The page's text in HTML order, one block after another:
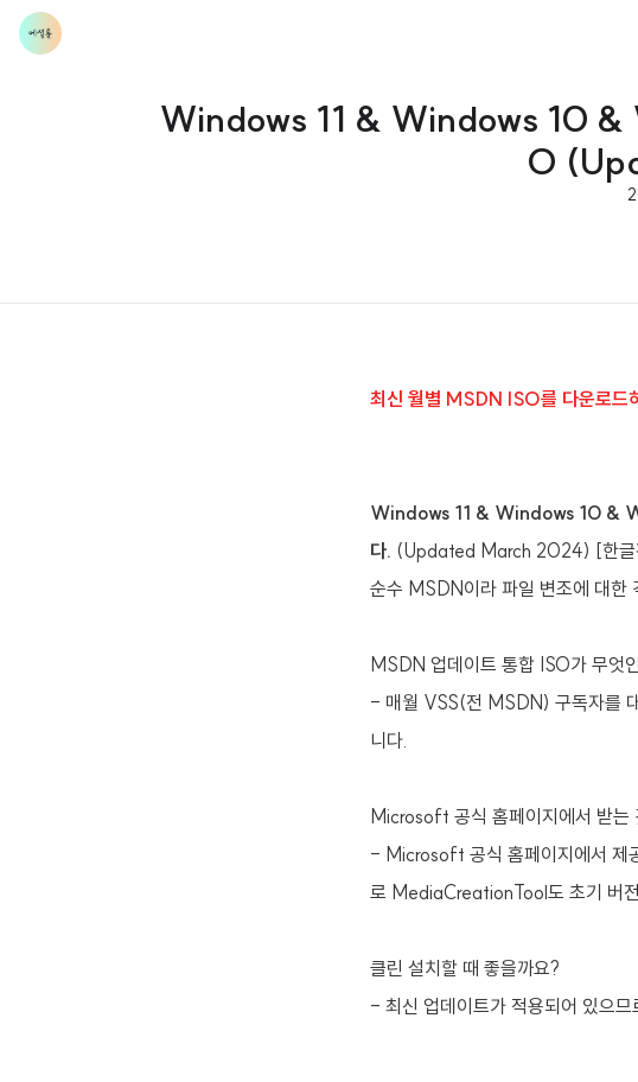
Windows 11 & Windows 10 &
O
최신 월별 MSDN ISO를 다운로드
Windows 11 & Windows 10 &
다. (Updated March 2024) [한글
순수 MSDN이라 파일 변조에 대한
MSDN 업데이트 통합 ISO가 무엇
- 매월 VSS(전 MSDN) 구독자를
니다.
Microsoft 공식 홈페이지에서 받
- Microsoft 공식 홈페이지에서 제
로 MediaCreationTool도 초기 버
클린 설치할 때 좋을까요?
- 최신 업데이트가 적용되어 있으